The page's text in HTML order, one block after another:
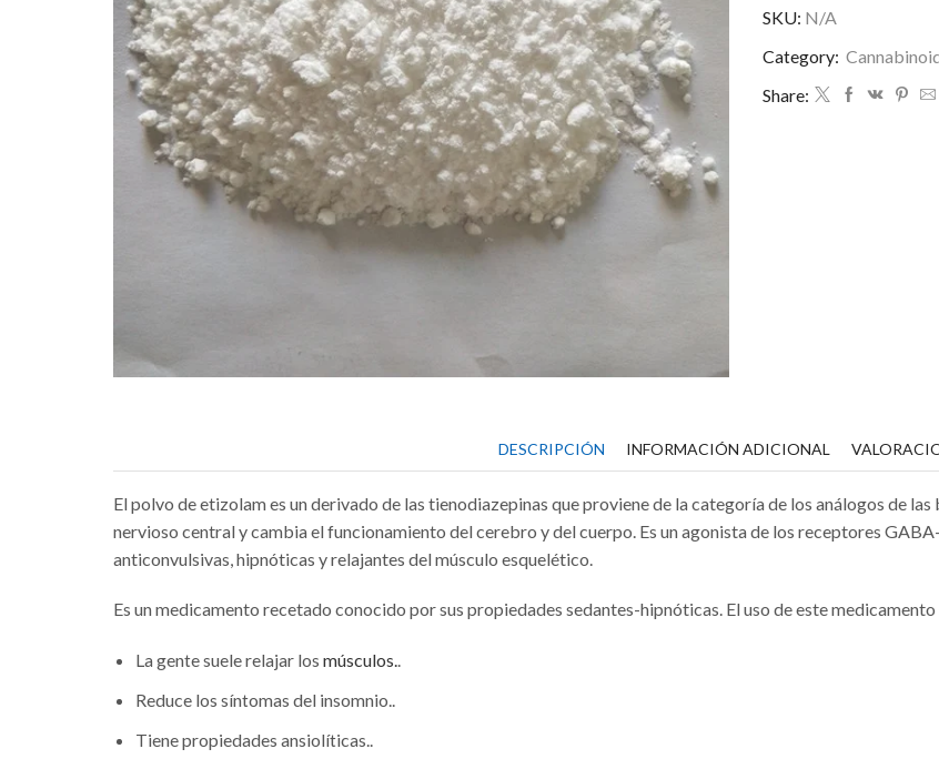
99%
cantidad
SKU: N/A
Category:
Share:
DESCRIPCIÓN INFORMACIÓN ADICIONAL
El polvo de etizolam es un derivado de las tienodiazepinas que proviene de la categoría de los análogos de
nervioso central y cambia el funcionamiento del cerebro y del cuerpo. Es un agonista de los receptores
anticonvulsivas, hipnóticas y relajantes del músculo esquelético.
Es un medicamento recetado conocido por sus propiedades sedantes-hipnóticas. El uso de este
La gente suele relajar los músculos.
Reduce los síntomas del insomnio..
Tiene propiedades ansiolíticas..